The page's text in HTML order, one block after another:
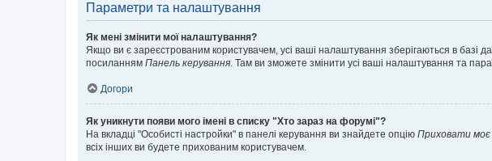
Параметри та налаштування
Як мені змінити мої налаштування?
Якщо ви є зареєстрованим користувачем, усі ваші налаштування зберігаються в базі
посиланням Панель керування. Там ви зможете змінити усі ваші налаштування та
Догори
Як уникнути появи мого імені в списку "Хто зараз на форумі"?
На вкладці "Особисті настройки" в панелі керування ви знайдете опцію Приховати моє
всіх інших ви будете прихованим користувачем.